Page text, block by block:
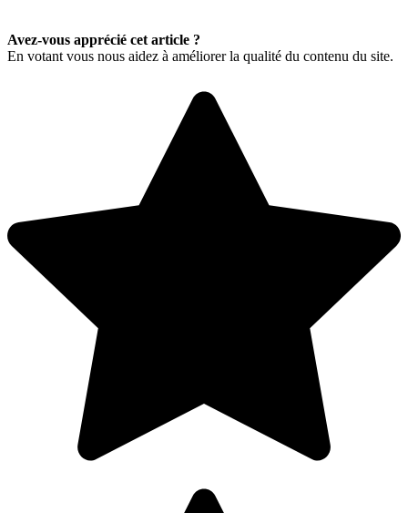
Avez-vous apprécié cet article ?
En votant vous nous aidez à améliorer la qualité du contenu du site.